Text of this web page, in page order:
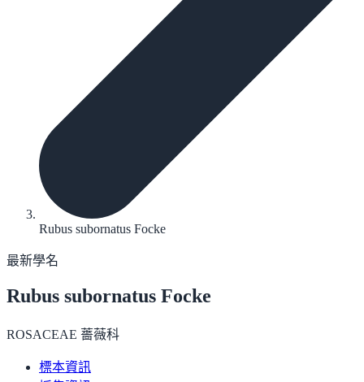
Rubus subornatus Focke
最新學名
Rubus subornatus Focke
ROSACEAE 薔薇科
標本資訊